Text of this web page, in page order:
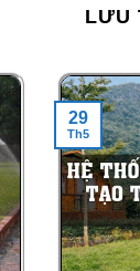
LƯU
29
Th5